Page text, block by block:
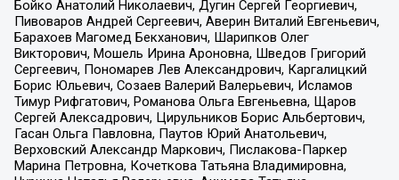
Бойко Анатолий Николаевич, Дугин Сергей Георгиевич,
Пивоваров Андрей Сергеевич, Аверин Виталий Евгеньевич,
Барахоев Магомед Бекханович, Шарипков Олег
Викторович, Мошель Ирина Ароновна, Шведов Григорий
Сергеевич, Пономарев Лев Александрович, Каргалицкий
Борис Юльевич, Созаев Валерий Валерьевич, Исламов
Тимур Рифгатович, Романова Ольга Евгеньевна, Щаров
Сергей Алексадрович, Цирульников Борис Альбертович,
Гасан Ольга Павловна, Паутов Юрий Анатольевич,
Верховский Александр Маркович, Пислакова-Паркер
Марина Петровна, Кочеткова Татьяна Владимировна,